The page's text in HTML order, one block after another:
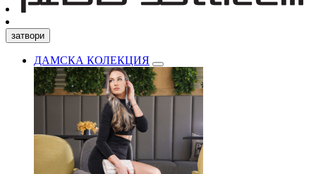
затвори
ДАМСКА КОЛЕКЦИЯ